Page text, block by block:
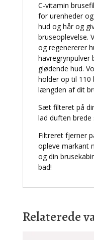
C-vitamin
for urenheder
hud og hår og
bruseoplevelse.
og regenererer
havregrynpulver
glødende hud.
holder op til
længden af dit
Sæt filteret på
lad duften brede
Filtreret fjerner
opleve markant
og din
bad!
Relaterede